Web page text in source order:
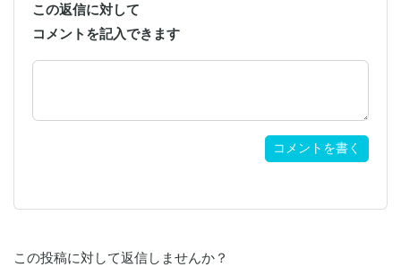
この返信に対して
コメントを記入できます
コメントを書く
この投稿に対して返信しませんか？